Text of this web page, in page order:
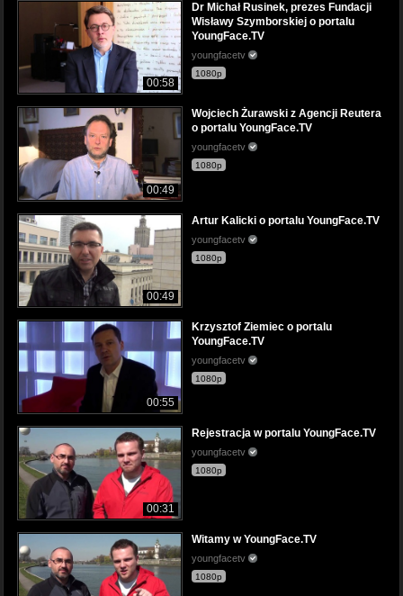
00:58
Dr Michał Rusinek, prezes Fundacji
Wisławy Szymborskiej o portalu
YoungFace.TV
youngfacetv
1080p
00:49
Wojciech Żurawski z Agencji Reutera
o portalu YoungFace.TV
youngfacetv
1080p
00:49
Artur Kalicki o portalu YoungFace.TV
youngfacetv
1080p
00:55
Krzysztof Ziemiec o portalu
YoungFace.TV
youngfacetv
1080p
00:31
Rejestracja w portalu YoungFace.TV
youngfacetv
1080p
Witamy w YoungFace.TV
youngfacetv
1080p